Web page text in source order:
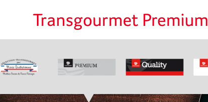
Transgourmet Premium